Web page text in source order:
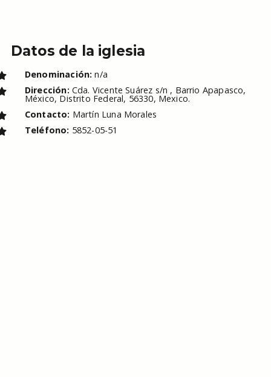
Datos de la iglesia
Denominación: n/a
Dirección: Cda. Vicente Suárez s/n , Barrio Apapasco,
México, Distrito Federal, 56330, Mexico.
Contacto: Martín Luna Morales
Teléfono: 5852-05-51